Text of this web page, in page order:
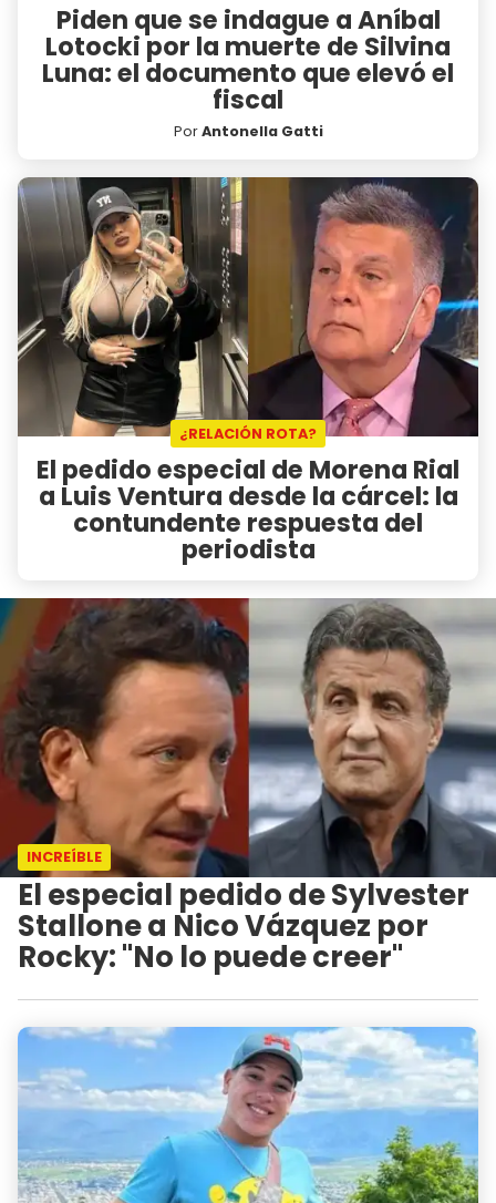
Piden que se indague a Aníbal
Lotocki por la muerte de Silvina
Luna: el documento que elevó el
fiscal
PorAntonella Gatti
¿RELACIÓN ROTA?
El pedido especial de Morena Rial
a Luis Ventura desde la cárcel: la
contundente respuesta del
periodista
INCREÍBLE
El especial pedido de Sylvester
Stallone a Nico Vázquez por
Rocky: "No lo puede creer"